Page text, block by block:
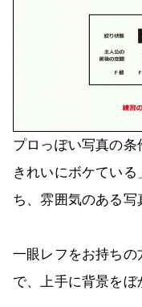
プロっぽい写真の
きれいにボケてい
ち、雰囲気のある写
一眼レフをお持ちの
で、上手に背景をぼ